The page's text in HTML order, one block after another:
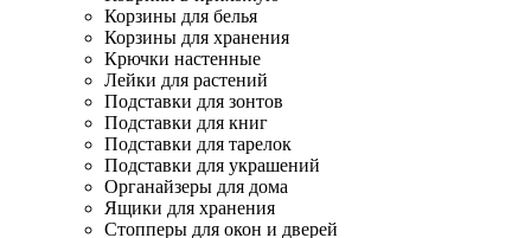
Корзины для белья
Корзины для хранения
Крючки настенные
Лейки для растений
Подставки для зонтов
Подставки для книг
Подставки для тарелок
Подставки для украшений
Органайзеры для дома
Ящики для хранения
Стопперы для окон и дверей